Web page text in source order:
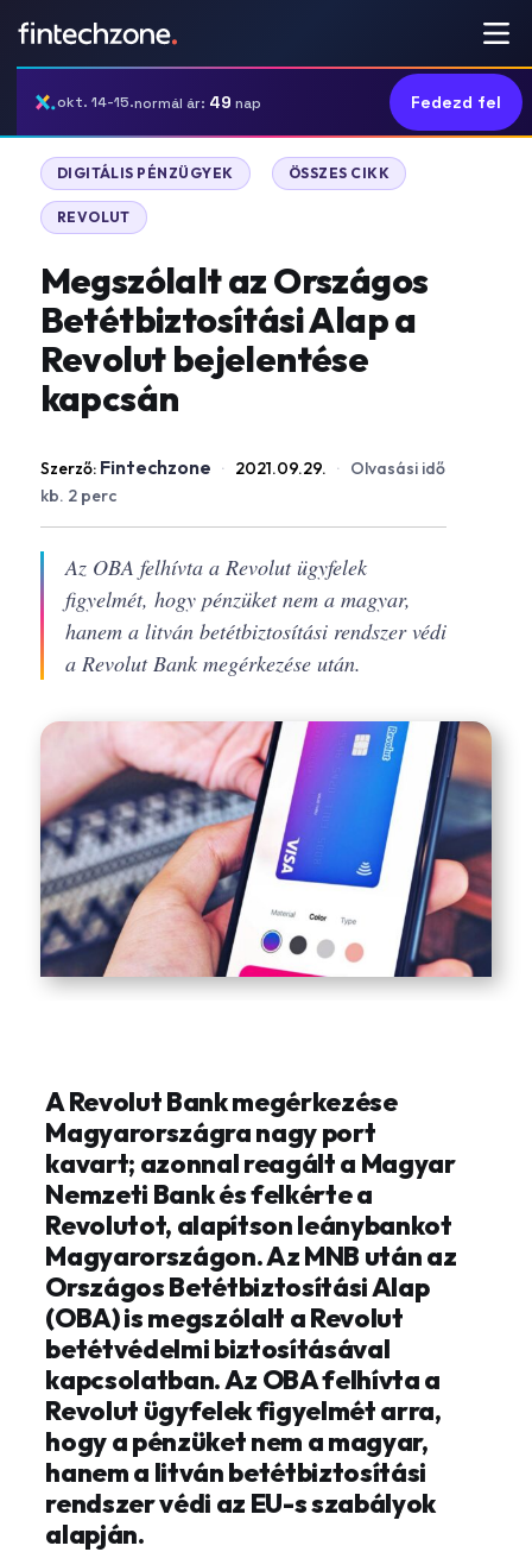
okt. 14-15.normál ár: 49 nap Fedezd fel
DIGITÁLIS PÉNZÜGYEK ÖSSZES CIKK
REVOLUT
Megszólalt az Országos
Betétbiztosítási Alap a
Revolut bejelentése
kapcsán
Szerző: Fintechzone · 2021.09.29. · Olvasási idő
kb. 2 perc
Az OBA felhívta a Revolut ügyfelek
figyelmét, hogy pénzüket nem a magyar,
hanem a litván betétbiztosítási rendszer védi
a Revolut Bank megérkezése után.
A Revolut Bank megérkezése
Magyarországra nagy port
kavart; azonnal reagált a Magyar
Nemzeti Bank és felkérte a
Revolutot, alapítson leánybankot
Magyarországon. Az MNB után az
Országos Betétbiztosítási Alap
(OBA) is megszólalt a Revolut
betétvédelmi biztosításával
kapcsolatban. Az OBA felhívta a
Revolut ügyfelek figyelmét arra,
hogy a pénzüket nem a magyar,
hanem a litván betétbiztosítási
rendszer védi az EU-s szabályok
alapján.